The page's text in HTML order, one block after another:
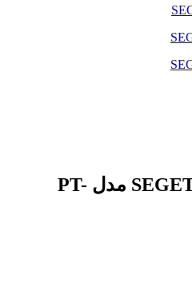
ساعت مچی مردانه SEGET مدل PT-